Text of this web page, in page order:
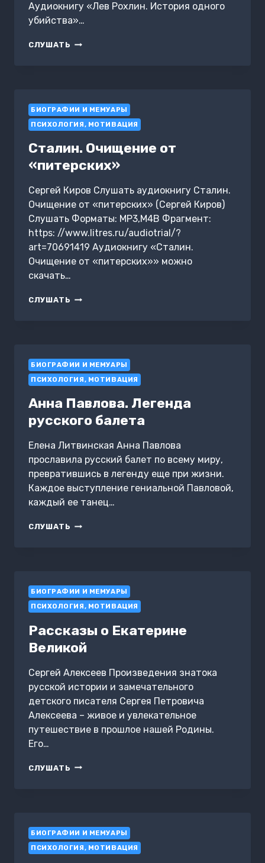
Аудиокнигу «Лев Рохлин. История одного
убийства»…
СЛУШАТЬ ЛЕВ
БИОГРАФИИ И МЕМУАРЫ
ПСИХОЛОГИЯ, МОТИВАЦИЯ
Сталин. Очищение от
«питерских»
Сергей Киров Слушать аудиокнигу Сталин.
Очищение от «питерских» (Сергей Киров)
Слушать Форматы: MP3,M4B Фрагмент:
https: //www.litres.ru/audiotrial/?
art=70691419 Аудиокнигу «Сталин.
Очищение от «питерских»» можно
скачать…
СЛУШАТЬ СТАЛИН.
БИОГРАФИИ И МЕМУАРЫ
ПСИХОЛОГИЯ, МОТИВАЦИЯ
Анна Павлова. Легенда
русского балета
Елена Литвинская Анна Павлова
прославила русский балет по всему миру,
превратившись в легенду еще при жизни.
Каждое выступление гениальной Павловой,
каждый ее танец…
СЛУШАТЬ АННА
БИОГРАФИИ И МЕМУАРЫ
ПСИХОЛОГИЯ, МОТИВАЦИЯ
Рассказы о Екатерине
Великой
Сергей Алексеев Произведения знатока
русской истории и замечательного
детского писателя Сергея Петровича
Алексеева – живое и увлекательное
путешествие в прошлое нашей Родины.
Его…
СЛУШАТЬ РАССКАЗЫ
БИОГРАФИИ И МЕМУАРЫ
ПСИХОЛОГИЯ, МОТИВАЦИЯ